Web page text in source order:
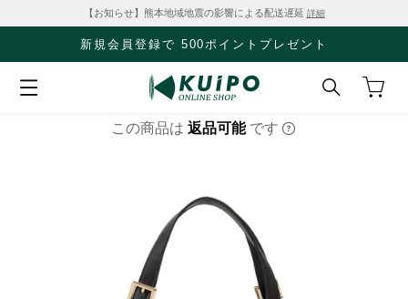
【お知らせ】熊本地域地震の影響による配送遅延 詳細
新規会員登録で 500ポイントプレゼント
この商品は 返品可能 です